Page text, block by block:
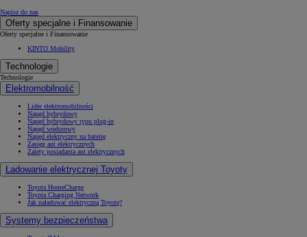
Napisz do nas
Oferty specjalne i Finansowanie
Oferty specjalne i Finansowanie
KINTO Mobility
Technologie
Technologie
Elektromobilność
Lider elektromobilności
Napęd hybrydowy
Napęd hybrydowy typu plug-in
Napęd wodorowy
Napęd elektryczny na baterię
Zasięg aut elektrycznych
Zalety posiadania aut elektrycznych
Ładowanie elektrycznej Toyoty
Toyota HomeCharge
Toyota Charging Network
Jak naładować elektryczną Toyotę?
Systemy bezpieczeństwa